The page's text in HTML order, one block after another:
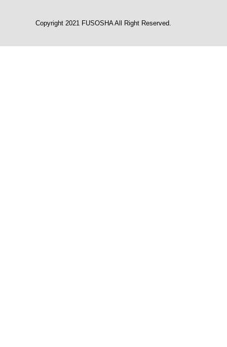
Copyright 2021 FUSOSHA All Right Reserved.